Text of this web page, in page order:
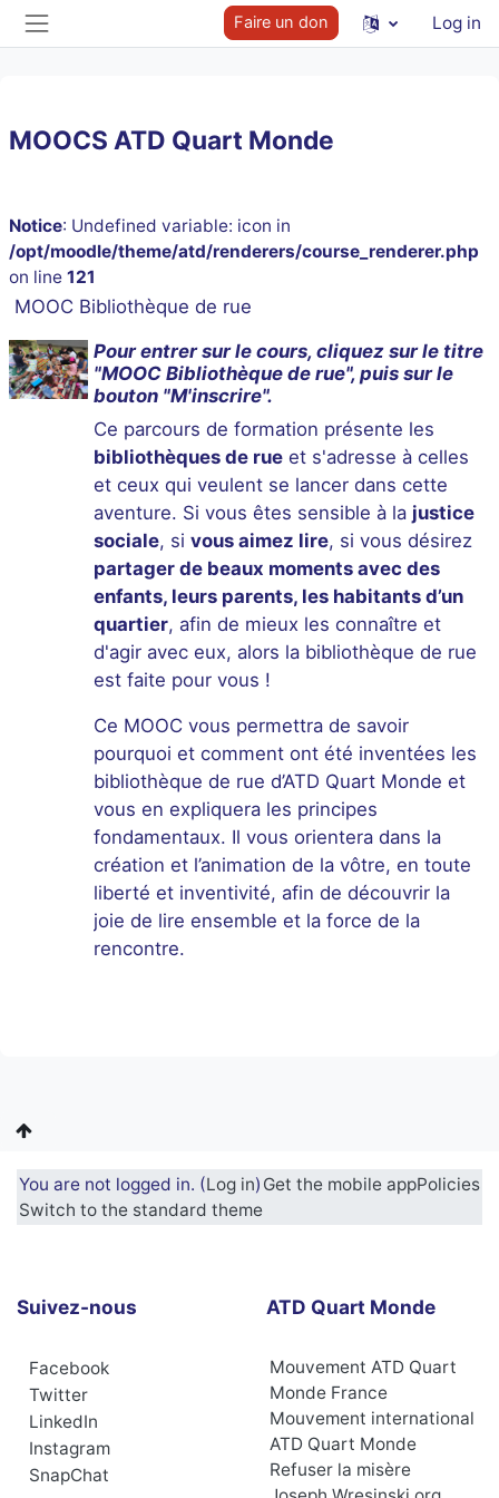
Skip to main content
Side panel
Faire un don Log in
MOOCS ATD Quart Monde
Notice: Undefined variable: icon in
/opt/moodle/theme/atd/renderers/course_renderer.php
on line 121
MOOC Bibliothèque de rue
Pour entrer sur le cours, cliquez sur le titre
"MOOC Bibliothèque de rue", puis sur le
bouton "M'inscrire".
Ce parcours de formation présente les
bibliothèques de rueet s'adresse à celles
et ceux qui veulent se lancer dans cette
aventure. Si vous êtes sensible à la justice
sociale, si vous aimez lire, si vous désirez
partager de beaux moments avec des
enfants, leurs parents, les habitants d’un
quartier, afin de mieux les connaître et
d'agir avec eux, alors la bibliothèque de rue
est faite pour vous !
Ce MOOC vous permettra de savoir
pourquoi et comment ont été inventées les
bibliothèque de rue d’ATD Quart Monde et
vous en expliquera les principes
fondamentaux. Il vous orientera dans la
création et l’animation de la vôtre, en toute
liberté et inventivité, afin de découvrir la
joie de lire ensemble et la force de la
rencontre.
You are not logged in. (Log in) Get the mobile appPolicies
Switch to the standard theme
Suivez-nous
Facebook
Twitter
LinkedIn
Instagram
SnapChat
ATD Quart Monde
Mouvement ATD Quart
Monde France
Mouvement international
ATD Quart Monde
Refuser la misère